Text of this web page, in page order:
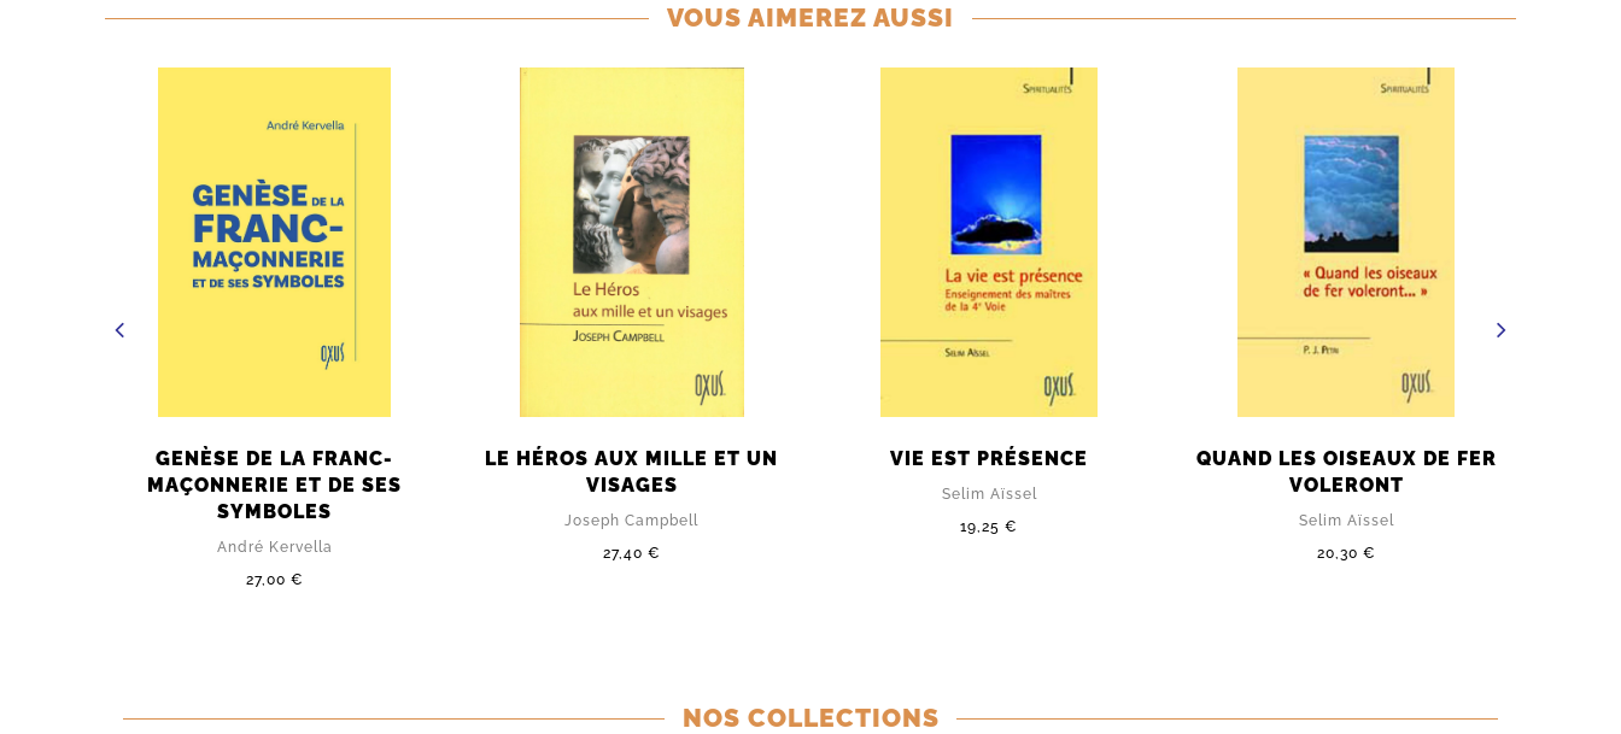
VOUS AIMEREZ AUSSI
GENÈSE DE LA FRANC-
MAÇONNERIE ET DE SES
SYMBOLES
André Kervella
27,00 €
LE HÉROS AUX MILLE ET UN
VISAGES
Joseph Campbell
27,40 €
VIE EST PRÉSENCE
Selim Aïssel
19,25 €
QUAND LES OISEAUX DE FER
VOLERONT
Selim Aïssel
20,30 €
NOS COLLECTIONS